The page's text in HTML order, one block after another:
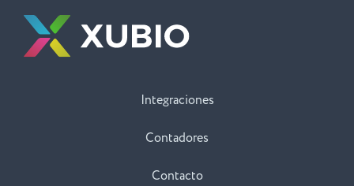
Integraciones
Contadores
Contacto